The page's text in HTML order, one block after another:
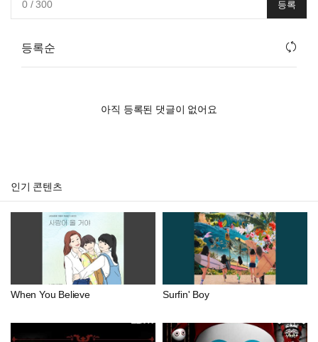
0/ 300 등록
등록순
아직 등록된 댓글이 없어요
인기 콘텐츠
When You Believe Surfin' Boy